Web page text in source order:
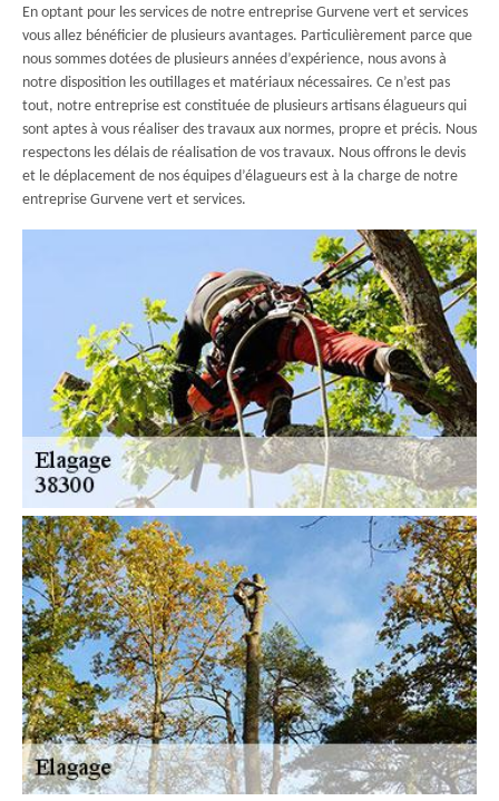
En optant pour les services de notre entreprise Gurvene vert et services
vous allez bénéficier de plusieurs avantages. Particulièrement parce que
nous sommes dotées de plusieurs années d’expérience, nous avons à
notre disposition les outillages et matériaux nécessaires. Ce n’est pas
tout, notre entreprise est constituée de plusieurs artisans élagueurs qui
sont aptes à vous réaliser des travaux aux normes, propre et précis. Nous
respectons les délais de réalisation de vos travaux. Nous offrons le devis
et le déplacement de nos équipes d’élagueurs est à la charge de notre
entreprise Gurvene vert et services.